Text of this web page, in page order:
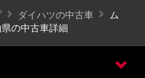
ダイハツの中古車
ム
の中古車詳細